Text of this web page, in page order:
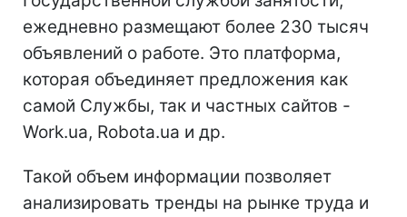
ежедневно размещают более 230 тысяч
объявлений о работе. Это платформа,
которая объединяет предложения как
самой Службы, так и частных сайтов -
Work.ua, Robota.ua и др.
Такой объем информации позволяет
анализировать тренды на рынке труда и